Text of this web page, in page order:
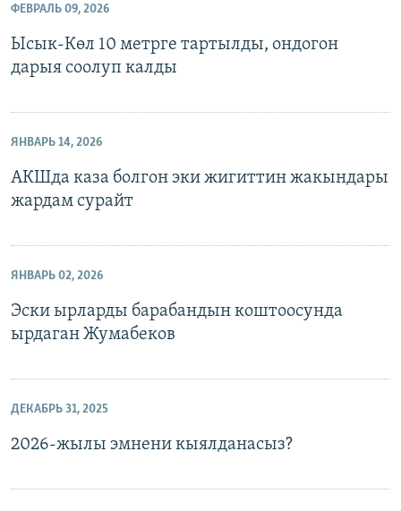
ФЕВРАЛЬ 09, 2026
Ысык-Көл 10 метрге тартылды, ондогон
дарыя соолуп калды
ЯНВАРЬ 14, 2026
АКШда каза болгон эки жигиттин жакындары
жардам сурайт
ЯНВАРЬ 02, 2026
Эски ырларды барабандын коштоосунда
ырдаган Жумабеков
ДЕКАБРЬ 31, 2025
2026-жылы эмнени кыялданасыз?